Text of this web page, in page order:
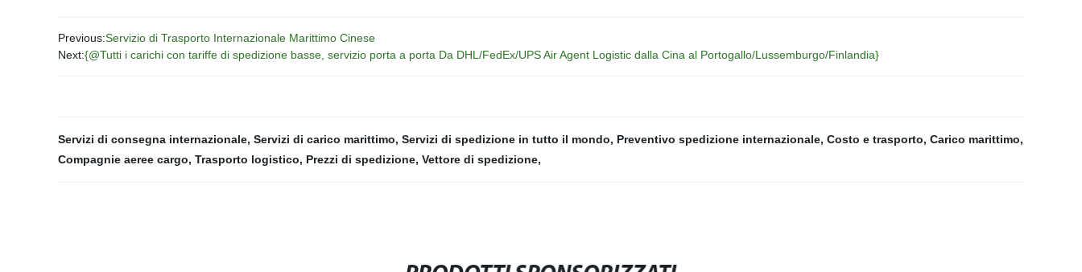
Previous:Servizio di Trasporto Internazionale Marittimo Cinese
Next:{@Tutti i carichi con tariffe di spedizione basse, servizio porta a porta Da DHL/FedEx/UPS Air Agent Logistic dalla Cina al Portogallo/Lussemburgo/Finlandia}
Servizi di consegna internazionale, Servizi di carico marittimo, Servizi di spedizione in tutto il mondo, Preventivo spedizione internazionale, Costo e trasporto, Carico marittimo,
Compagnie aeree cargo, Trasporto logistico, Prezzi di spedizione, Vettore di spedizione,